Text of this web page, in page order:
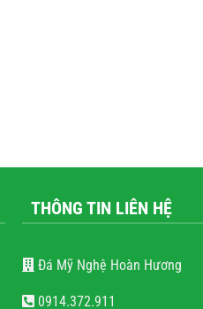
THÔNG TIN LIÊN HỆ
Đá Mỹ Nghệ Hoàn Hương
0914.372.911